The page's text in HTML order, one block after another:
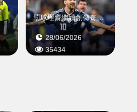
罰球埋齋繼續創傳奇歷史
28/06/2026
35434